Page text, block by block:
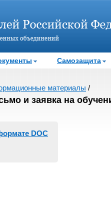
Самозащита
материалы /
и заявка на
DOC